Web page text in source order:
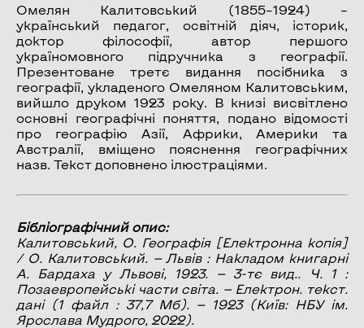
Омелян Калитовський (1855–1924) –
український педагог, освітній діяч, історик,
доктор філософії, автор першого
україномовного підручника з географії.
Презентоване третє видання посібника з
географії, укладеного Омеляном Калитовським,
вийшло друком 1923 року. В книзі висвітлено
основні географічні поняття, подано відомості
про географію Азії, Африки, Америки та
Австралії, вміщено пояснення географічних
назв. Текст доповнено ілюстраціями.
Бібліографічний опис:
Калитовський, О. Географія[Електронна копія]
/ О. Калитовський. — Львів : Накладом книгарні
А. Бардаха у Львові, 1923. — 3-тє вид.. Ч. 1 :
Позаевропейські части світа . — Електрон. текст.
дані (1 файл : 37,7 Мб). — 1923 (Київ: НБУ ім.
Ярослава Мудрого, 2022).